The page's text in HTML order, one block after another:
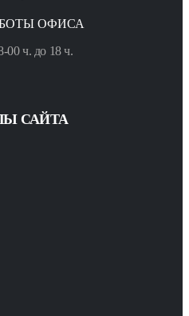
ОФИСА
ч. до 18 ч.
САЙТА